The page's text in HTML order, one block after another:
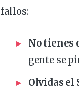
fallos:
No tienes
gente se
Olvidas el